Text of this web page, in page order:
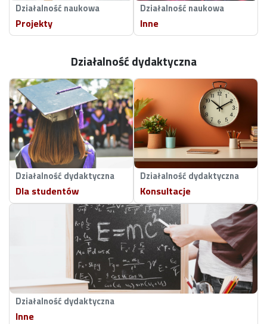
Działalność naukowa
Projekty
Działalność naukowa
Inne
Działalność dydaktyczna
Działalność dydaktyczna
Dla studentów
Działalność dydaktyczna
Konsultacje
Działalność dydaktyczna
Inne